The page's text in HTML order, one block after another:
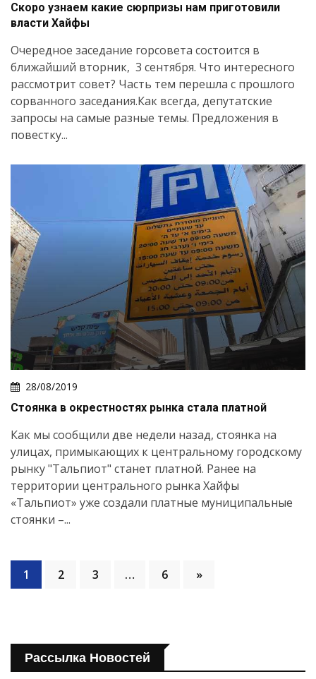
Искать
Скоро узнаем какие сюрпризы нам приготовили
власти Хайфы
Очередное заседание горсовета состоится в
ближайший вторник, 3 сентября. Что интересного
рассмотрит совет? Часть тем перешла с прошлого
сорванного заседания.Как всегда, депутатские
запросы на самые разные темы. Предложения в
повестку...
28/08/2019
Стоянка в окрестностях рынка стала платной
Как мы сообщили две недели назад, стоянка на
улицах, примыкающих к центральному городскому
рынку "Тальпиот" станет платной. Ранее на
территории центрального рынка Хайфы
«Тальпиот» уже создали платные муниципальные
стоянки –...
1 2 3 … 6 »
Рассылка Новостей